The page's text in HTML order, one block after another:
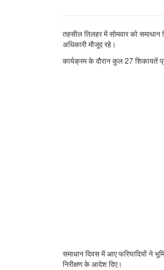
तहसील तिलहर में सोमवार को समाधान
अधिकारी मौजूद रहे।
कार्यक्रम के दौरान कुल 27 शिकायतें
समाधान दिवस में आए फरियादियों ने
निरीक्षण के आदेश दिए।